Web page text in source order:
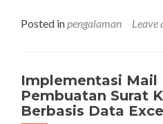
about
Cara
Group
di
Email
Zimbra
Posted inpengalaman Leave
Implementasi Mail
Pembuatan Surat
Berbasis Data